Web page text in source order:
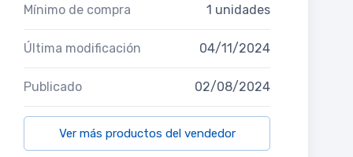
Mínimo de compra 1 unidades
Última modificación 04/11/2024
Publicado 02/08/2024
Ver más productos del vendedor